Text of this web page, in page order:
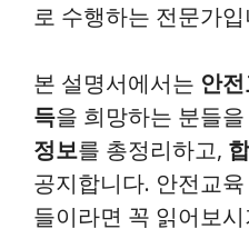
로 수행하는 전문가
본 설명서에서는 안
득을 희망하는 분들을
정보를 총정리하고,
공지합니다. 안전교
들이라면 꼭 읽어보